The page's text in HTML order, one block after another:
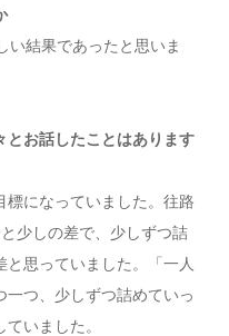
い結果であったと思いま
お話したことはあります
標になっていました。往路
少しの差で、少しずつ詰
思っていました。「一人
つ、少しずつ詰めていっ
いました。